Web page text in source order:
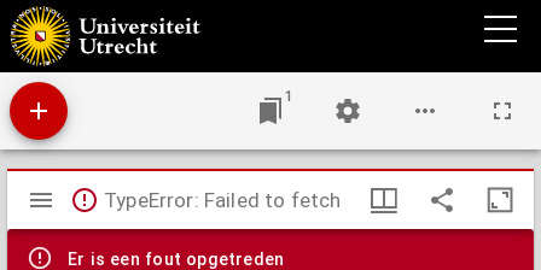
Jesus, mijn heil : nieuw communie-boekje, ter eere van de gelukz. Imelda, patrones der
godvruchtige Communie, aangeboden aan alle Christenen die verlangen met vurigheid
te communiceeren
1
Mirador
viewer
TypeError: Failed to fetch
Er is een fout opgetreden